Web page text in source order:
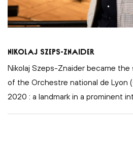
Nikolaj Szeps-Znaider
Nikolaj Szeps-Znaider became
of the Orchestre national de Lyon
2020 : a landmark in a prominent